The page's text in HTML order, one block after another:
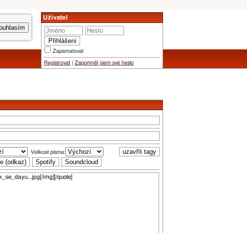
Uživatel
Zapamatovat
Registrovat Zapomněl jsem své heslo
Velikost písma: